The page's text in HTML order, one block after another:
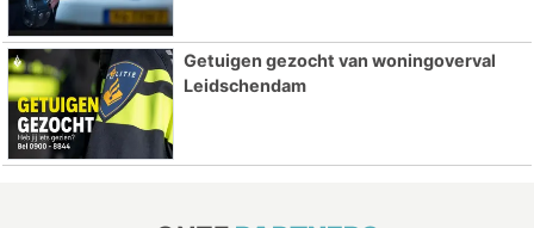
Getuigen gezocht van woningoverval
Leidschendam